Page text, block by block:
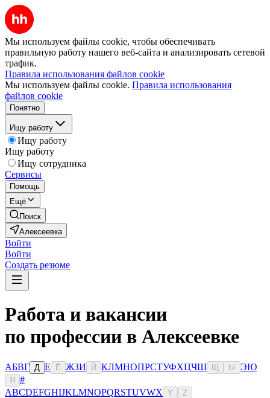
Мы используем файлы cookie, чтобы обеспечивать
правильную работу нашего веб-сайта и анализировать сетевой
трафик.
Правила использования файлов cookie
Мы используем файлы cookie. Правила использования
файлов cookie
Понятно
Ищу работу
Ищу работу
Ищу работу
Ищу сотрудника
Сервисы
Помощь
Ещё
Поиск
Алексеевка
Войти
Войти
Создать резюме
Работа и вакансии
по профессии в Алексеевке
АБВГ Д Е Ё ЖЗИ Й КЛМНОПРСТУФХЦЧШ Ы ЭЮ
Я
#
ABCDEFGHIJKLMNOPQRSTUVWX Y Z